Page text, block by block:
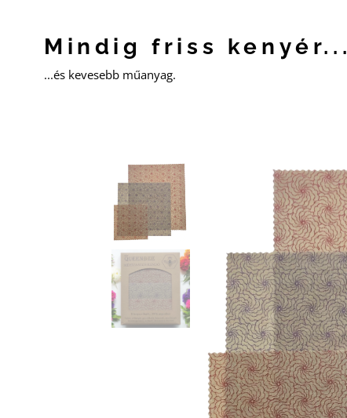
Mindig friss kenyér...
...és kevesebb műanyag.